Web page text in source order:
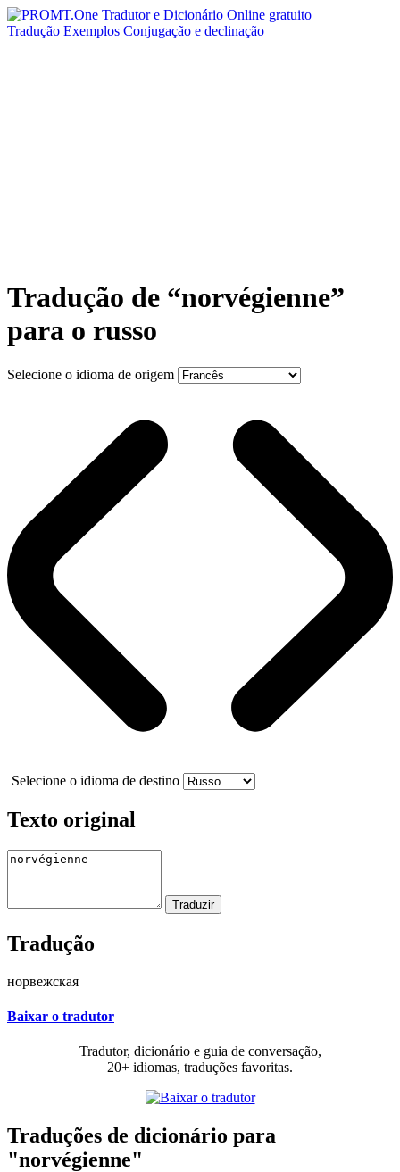
Tradução Exemplos Conjugação e declinação
Tradução de “norvégienne”
para o russo
Selecione o idioma de origem
Selecione o idioma de destino
Texto original
Tradução
норвежская
Baixar o tradutor
Tradutor, dicionário e guia de conversação,
20+ idiomas, traduções favoritas.
Traduções de dicionário para
"norvégienne"